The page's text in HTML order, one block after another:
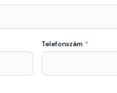
Telefonszám *